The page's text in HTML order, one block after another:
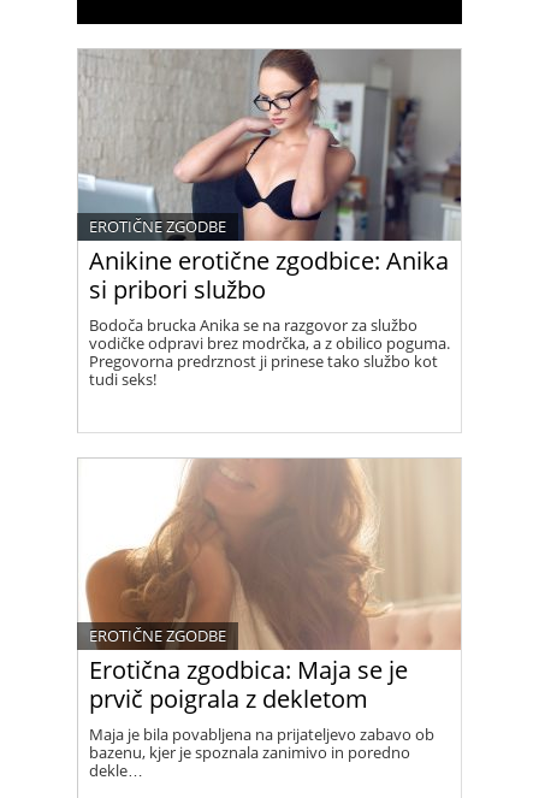
Anikine erotične zgodbice: Anika
si pribori službo
EROTIČNE ZGODBE
Bodoča brucka Anika se na razgovor za službo
vodičke odpravi brez modrčka, a z obilico poguma.
Pregovorna predrznost ji prinese tako službo kot
tudi seks!
Erotična zgodbica: Maja se je
prvič poigrala z dekletom
EROTIČNE ZGODBE
Maja je bila povabljena na prijateljevo zabavo ob
bazenu, kjer je spoznala zanimivo in poredno
dekle…